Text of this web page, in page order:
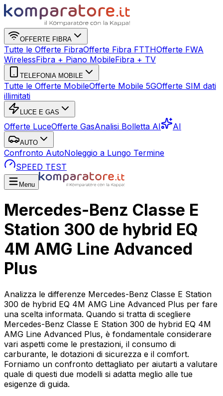
OFFERTE FIBRA
Tutte le Offerte FibraOfferte Fibra FTTHOfferte FWA
WirelessFibra + Piano MobileFibra + TV
TELEFONIA MOBILE
Tutte le Offerte MobileOfferte Mobile 5GOfferte SIM dati
illimitati
LUCE E GAS
Offerte LuceOfferte GasAnalisi Bolletta AI AI
AUTO
Confronto AutoNoleggio a Lungo Termine
SPEED TEST
Menu
Mercedes-Benz Classe E
Station 300 de hybrid EQ
4M AMG Line Advanced
Plus
Analizza le differenze Mercedes-Benz Classe E Station
300 de hybrid EQ 4M AMG Line Advanced Plus per fare
una scelta informata. Quando si tratta di scegliere
Mercedes-Benz Classe E Station 300 de hybrid EQ 4M
AMG Line Advanced Plus, è fondamentale considerare
vari aspetti come le prestazioni, il consumo di
carburante, le dotazioni di sicurezza e il comfort.
Forniamo un confronto dettagliato per aiutarti a valutare
quale di questi due modelli si adatta meglio alle tue
esigenze di guida.